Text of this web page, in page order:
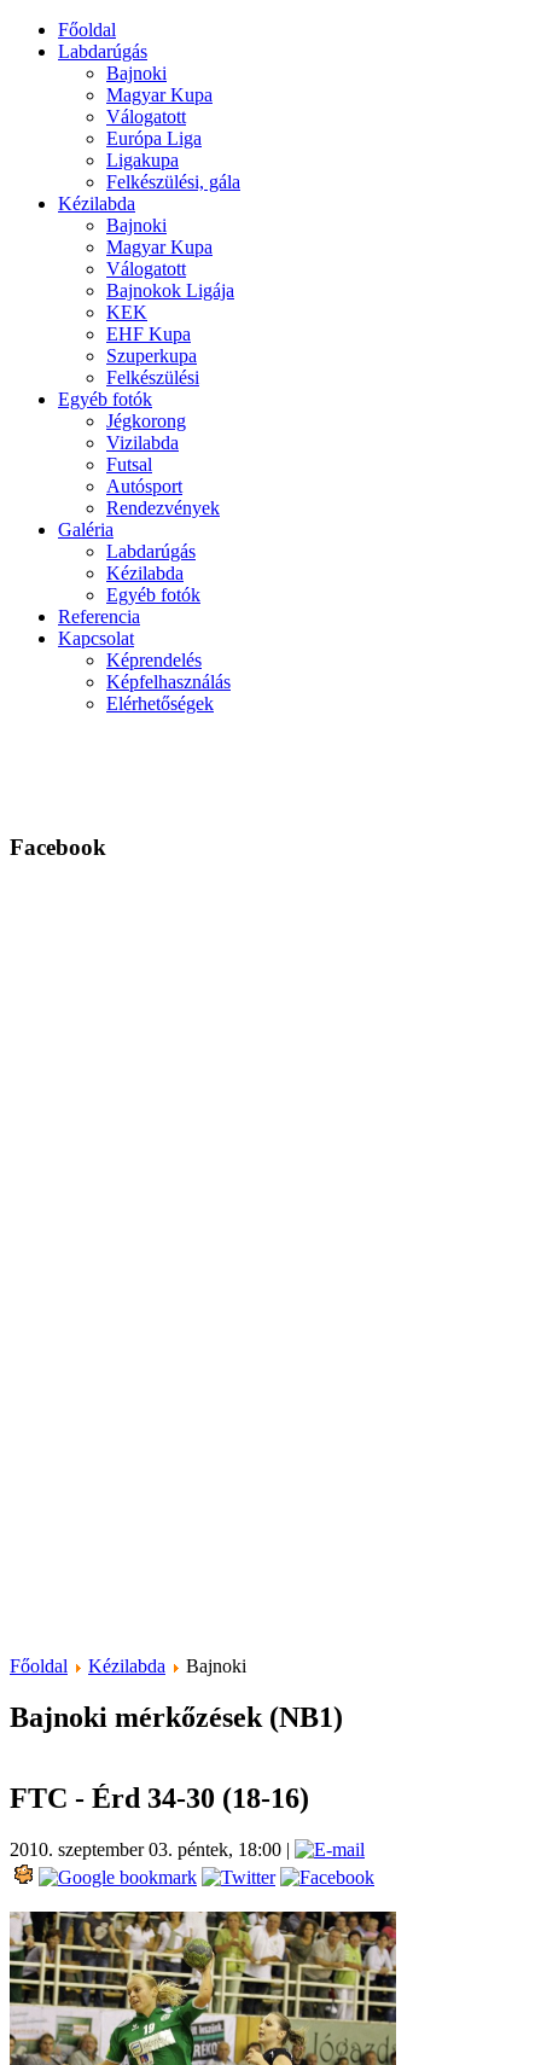
Főoldal
Labdarúgás
Bajnoki
Magyar Kupa
Válogatott
Európa Liga
Ligakupa
Felkészülési, gála
Kézilabda
Bajnoki
Magyar Kupa
Válogatott
Bajnokok Ligája
KEK
EHF Kupa
Szuperkupa
Felkészülési
Egyéb fotók
Jégkorong
Vizilabda
Futsal
Autósport
Rendezvények
Galéria
Labdarúgás
Kézilabda
Egyéb fotók
Referencia
Kapcsolat
Képrendelés
Képfelhasználás
Elérhetőségek
Facebook
Főoldal Kézilabda Bajnoki
Bajnoki mérkőzések (NB1)
FTC - Érd 34-30 (18-16)
2010. szeptember 03. péntek, 18:00 |